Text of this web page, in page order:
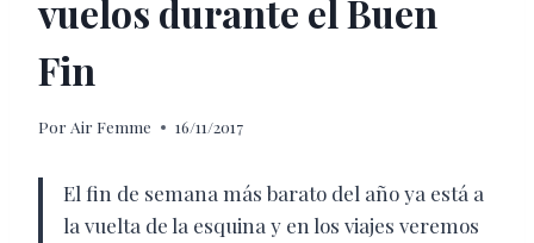
vuelos durante el Buen
Fin
Por Air Femme 16/11/2017
El fin de semana más barato del año ya está a
la vuelta de la esquina y en los viajes veremos